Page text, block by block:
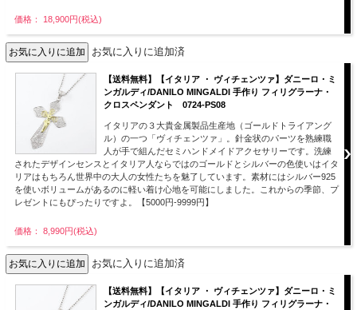
価格： 18,900円(税込)
お気に入りに追加済
【送料無料】【イタリア ・ ヴィチェンツァ】ダニーロ・ミ
ンガルディ/DANILO MINGALDI 手作り フィリグラーナ・
クロスペンダント 0724-PS08
イタリアの３大貴金属製品生産地（ゴールドトライアング
ル）の一つ「ヴィチェンツァ」。針金状のパーツを熟練職
人が手で組んだセミハンドメイドアクセサリーです。洗練
されたデザインセンスとイタリア人ならではのゴールドとシルバーの色使いはイタ
リアはもちろん世界中の大人の女性たちを魅了しています。素材にはシルバー925
を使いボリュームがあるのに軽い着け心地を可能にしました。これからの季節、プ
レゼントにもぴったりですよ。【5000円-9999円】
価格： 8,990円(税込)
お気に入りに追加済
【送料無料】【イタリア ・ ヴィチェンツァ】ダニーロ・ミ
ンガルディ/DANILO MINGALDI 手作り フィリグラーナ・